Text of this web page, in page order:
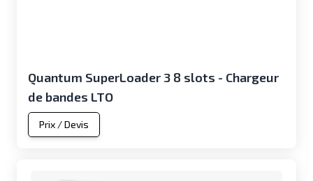
Quantum SuperLoader 3 8 slots - Chargeur
de bandes LTO
Prix / Devis